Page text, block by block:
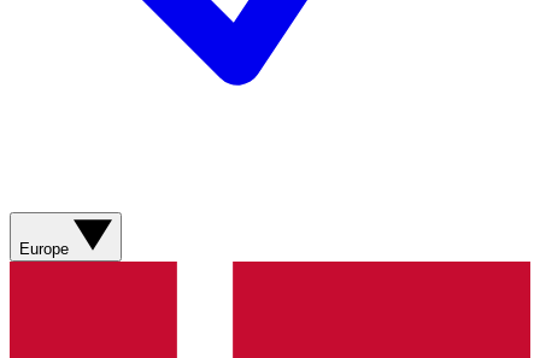
Europe